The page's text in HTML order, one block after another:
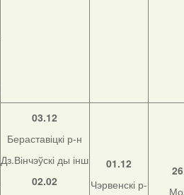
03.12
Бераставіцкі р-н
Дз.Вінчэўскі ды інш
02.02
01.12
Чэрвенскі р-